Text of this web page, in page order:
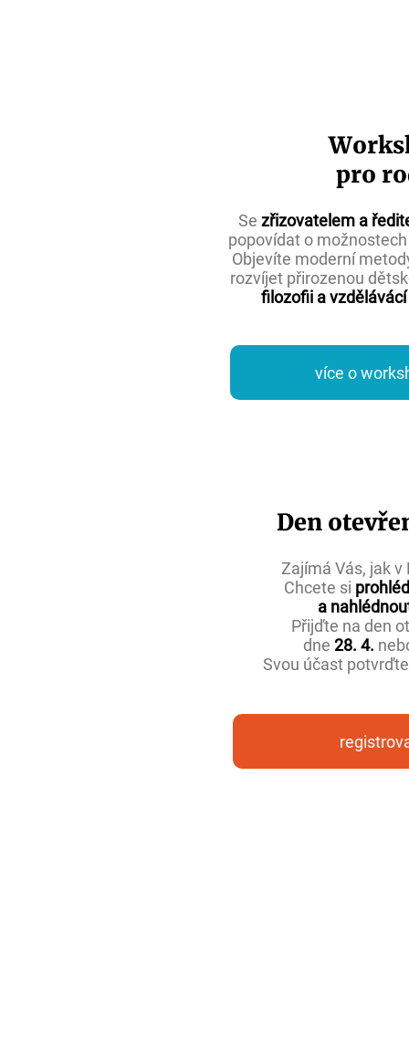
pro
Se zřizovatelem a
popovídat o
Objevíte moderní
rozvíjet přirozenou
filozofii a
více o
Den
Zajímá Vás, jak
Chcete si
a
Přijďte na den
dne 28. 4.
Svou účast potvrďte